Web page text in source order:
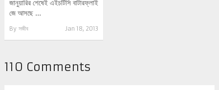
জানুয়ারির শেষেই এইচটিসি বাটারফ্লাই
জে আসছে ...
By সজীব Jan 18, 2013
110 Comments